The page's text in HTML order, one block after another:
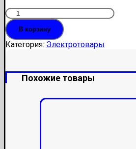
Количество
Щит
ЩМП-1-
0
(395х310х220)
В корзину
Категория: Электротовары
Похожие товары